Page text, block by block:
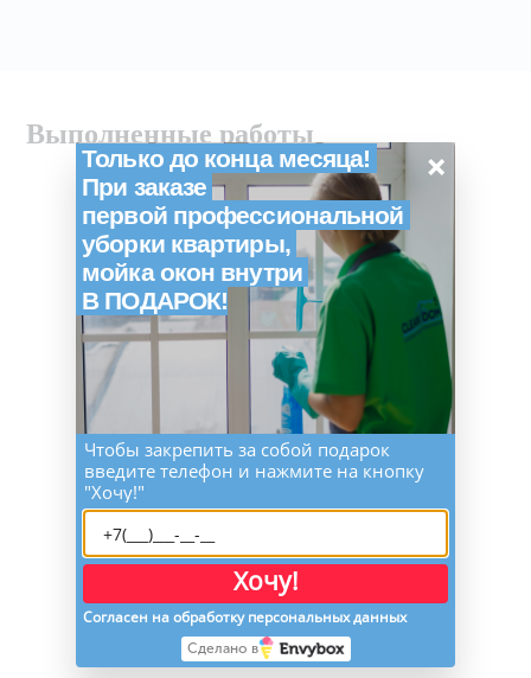
Выполненные работы
Только до конца месяца!
При заказе
первой профессиональной
уборки квартиры,
мойка окон внутри
В ПОДАРОК!
×
Чтобы закрепить за собой подарок
введите телефон и нажмите на кнопку
"Хочу!"
Хочу!
Согласен на обработку персональных данных
Сделано в